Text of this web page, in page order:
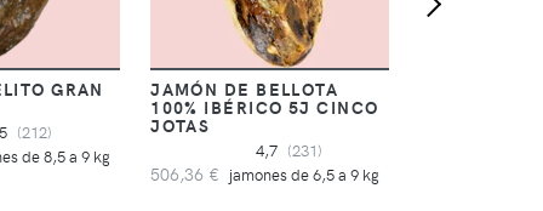
GRAN
(212)
de 8,5 a 9 kg
JAMÓN DE BELLOTA
100% IBÉRICO 5J CINCO
JOTAS
4,7 (231)
506,36 € jamones de 6,5 a 9 kg